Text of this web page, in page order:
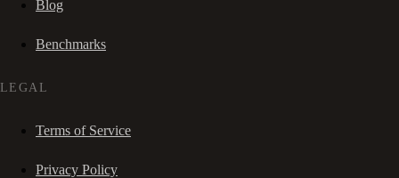
Blog
Benchmarks
LEGAL
Terms of Service
Privacy Policy